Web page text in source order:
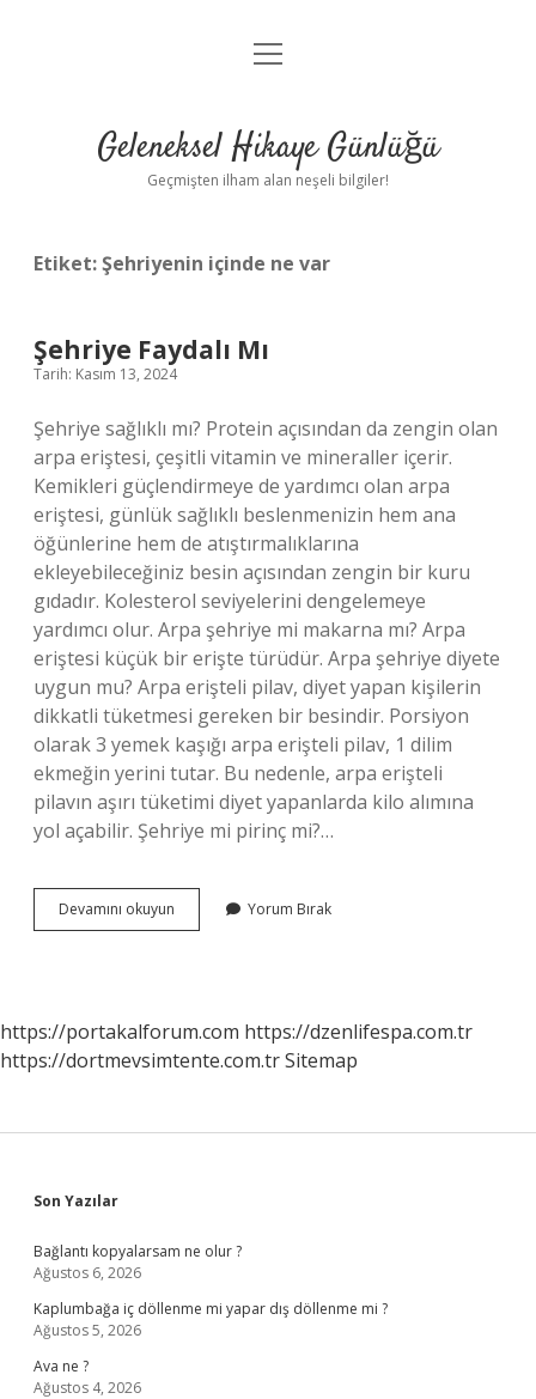
Anasayfa
Yasal Uyarı
menüyü
Geleneksel Hikaye Günlüğü
Geçmişten ilham alan neşeli bilgiler!
Etiket:Şehriyenin içinde ne var
Şehriye Faydalı Mı
Tarih: Kasım 13, 2024
Şehriye sağlıklı mı? Protein açısından da zengin olan
arpa eriştesi, çeşitli vitamin ve mineraller içerir.
Kemikleri güçlendirmeye de yardımcı olan arpa
eriştesi, günlük sağlıklı beslenmenizin hem ana
öğünlerine hem de atıştırmalıklarına
ekleyebileceğiniz besin açısından zengin bir kuru
gıdadır. Kolesterol seviyelerini dengelemeye
yardımcı olur. Arpa şehriye mi makarna mı? Arpa
eriştesi küçük bir erişte türüdür. Arpa şehriye diyete
uygun mu? Arpa erişteli pilav, diyet yapan kişilerin
dikkatli tüketmesi gereken bir besindir. Porsiyon
olarak 3 yemek kaşığı arpa erişteli pilav, 1 dilim
ekmeğin yerini tutar. Bu nedenle, arpa erişteli
pilavın aşırı tüketimi diyet yapanlarda kilo alımına
yol açabilir. Şehriye mi pirinç mi?…
Devamını okuyun
Faydalı
Yorum Bırak
https://portakalforum.com https://dzenlifespa.com.tr
https://dortmevsimtente.com.trSitemap
Sidebar
Son Yazılar
Bağlantı kopyalarsam ne olur ?
Ağustos 6, 2026
Kaplumbağa iç döllenme mi yapar dış döllenme mi ?
Ağustos 5, 2026
Ava ne ?
Ağustos 4, 2026